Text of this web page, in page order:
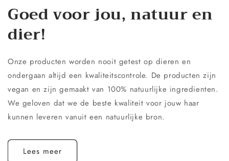
Goed voor jou, natuur en
dier!
Onze producten worden nooit getest op dieren en
ondergaan altijd een kwaliteitscontrole. De producten zijn
vegan en zijn gemaakt van 100% natuurlijke ingredienten.
We geloven dat we de beste kwaliteit voor jouw haar
kunnen leveren vanuit een natuurlijke bron.
Lees meer